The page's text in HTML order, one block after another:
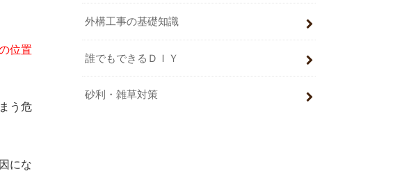
位置
う危
にな
外構工事の基礎知識
誰でもできるＤＩＹ
砂利・雑草対策